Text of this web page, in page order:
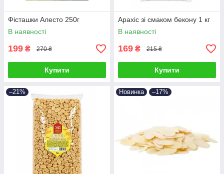
Фісташки Алесто 250г
В наявності
199 ₴ 270 ₴
Купити
Арахіс зі смаком бекону 1 кг
В наявності
169 ₴ 215 ₴
Купити
–21% Новинка –17%